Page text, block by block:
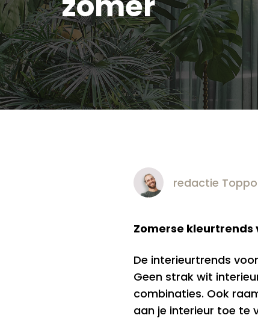
redactie
Zomerse
De interieurtrends
Geen strak wit
combinaties. Ook
aan je interieur toe te